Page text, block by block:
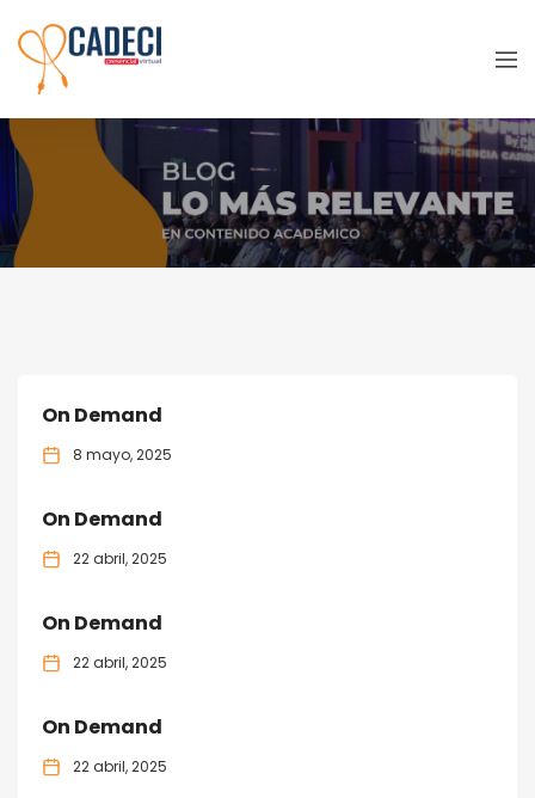
Yellow Submarine
On Demand
8 mayo, 2025
On Demand
22 abril, 2025
On Demand
22 abril, 2025
On Demand
22 abril, 2025